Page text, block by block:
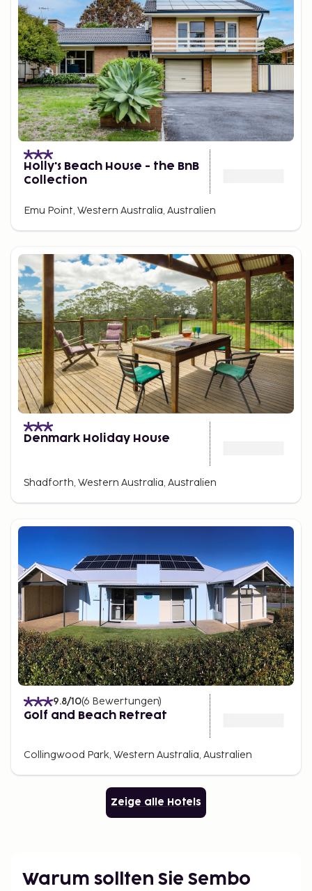
Holly's Beach House - the BnB
Collection
Emu Point, Western Australia, Australien
Denmark Holiday House
Shadforth, Western Australia, Australien
9.8/10(6 Bewertungen)
Golf and Beach Retreat
Collingwood Park, Western Australia, Australien
Zeige alle Hotels
Warum sollten Sie Sembo